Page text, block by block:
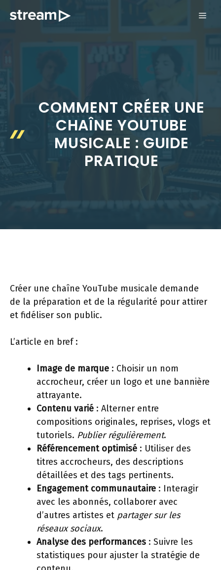
COMMENT CRÉER UNE
CHAÎNE YOUTUBE
MUSICALE : GUIDE
PRATIQUE
Créer une chaîne YouTube musicale demande
de la préparation et de la régularité pour attirer
et fidéliser son public.
L’article en bref :
Image de marque : Choisir un nom
accrocheur, créer un logo et une bannière
attrayante.
Contenu varié : Alterner entre
compositions originales, reprises, vlogs et
tutoriels. Publier régulièrement.
Référencement optimisé : Utiliser des
titres accrocheurs, des descriptions
détaillées et des tags pertinents.
Engagement communautaire : Interagir
avec les abonnés, collaborer avec
d’autres artistes et partager sur les
réseaux sociaux.
Analyse des performances : Suivre les
statistiques pour ajuster la stratégie de